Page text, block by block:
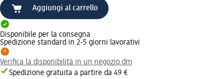
Aggiungi al carrello
Disponibile per la consegna
Spedizione standard in 2-5 giorni lavorativi
Verifica la disponibilità in un negozio dm
Spedizione gratuita a partire da 49 €